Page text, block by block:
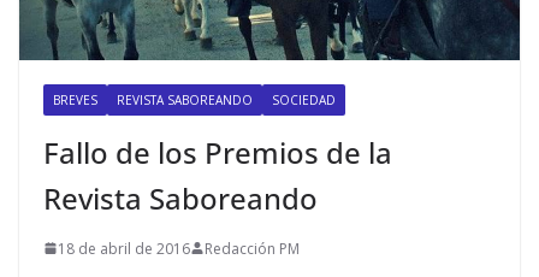
BREVES REVISTA SABOREANDO SOCIEDAD
Fallo de los Premios de la
Revista Saboreando
18 de abril de 2016 Redacción PM